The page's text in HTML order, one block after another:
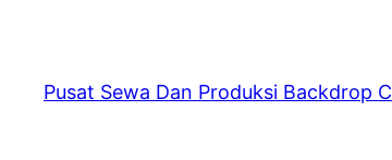
content
Pusat Sewa Dan Produksi Backdrop